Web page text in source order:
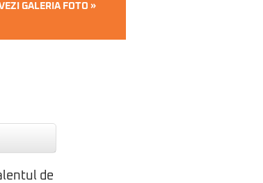
GALERIA FOTO »
de